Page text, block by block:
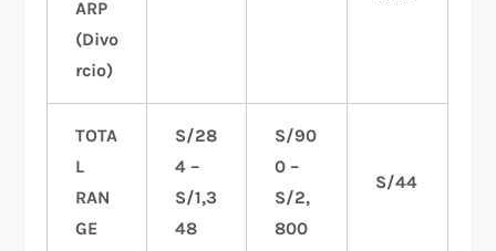
ARP
(Divo
rcio)
TOTA
L
RAN
GE
S/28
4 –
S/1,3
48
S/90
0 –
S/2,
800
S/44